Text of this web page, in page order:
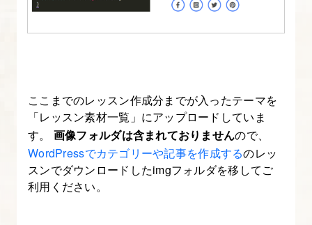
ここまでのレッスン作成分までが入ったテーマを
「レッスン素材一覧」にアップロードしていま
す。 画像フォルダは含まれておりませんので、
WordPressでカテゴリーや記事を作成するのレッ
スンでダウンロードしたimgフォルダを移してご
利用ください。